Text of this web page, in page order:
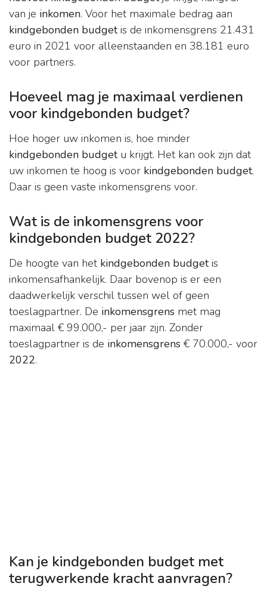
van je inkomen. Voor het maximale bedrag aan
kindgebonden budgetis de inkomensgrens 21.431
euro in 2021 voor alleenstaanden en 38.181 euro
voor partners.
Hoeveel mag je maximaal verdienen
voor kindgebonden budget?
Hoe hoger uw inkomen is, hoe minder
kindgebonden budgetu krijgt. Het kan ook zijn dat
uw inkomen te hoog is voor kindgebonden budget.
Daar is geen vaste inkomensgrens voor.
Wat is de inkomensgrens voor
kindgebonden budget 2022?
De hoogte van het kindgebonden budgetis
inkomensafhankelijk. Daar bovenop is er een
daadwerkelijk verschil tussen wel of geen
toeslagpartner. De inkomensgrens met mag
maximaal € 99.000,- per jaar zijn. Zonder
toeslagpartner is de inkomensgrens € 70.000,- voor
2022.
Kan je kindgebonden budget met
terugwerkende kracht aanvragen?